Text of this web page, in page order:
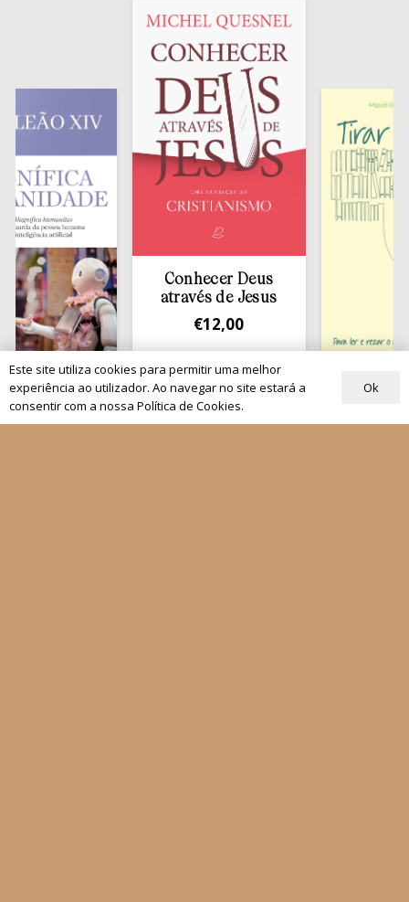
Conhecer Deus
através de Jesus
12,00
Tirar a Bíblia
€13,50
Este site utiliza cookies para permitir uma melhor
experiência ao utilizador. Ao navegar no site estará a
consentir com a nossa Política de Cookies.
Ok